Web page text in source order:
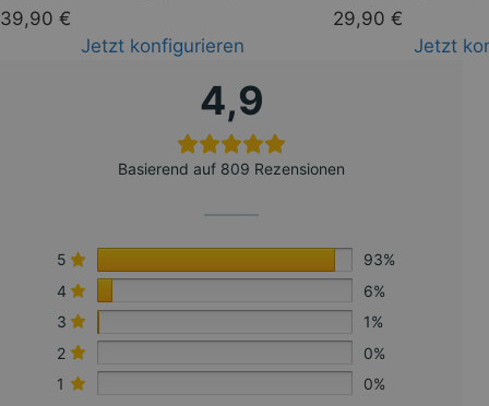
komplett konfigurierbar
39,90 €
Jetzt konfigurieren
29,90€
Jetzt
4,9
Basierend auf 809 Rezensionen
5
93%
4
6%
3
1%
2
0%
1
0%